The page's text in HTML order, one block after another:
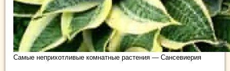
Самые неприхотливые комнатные растения — Сансевиерия